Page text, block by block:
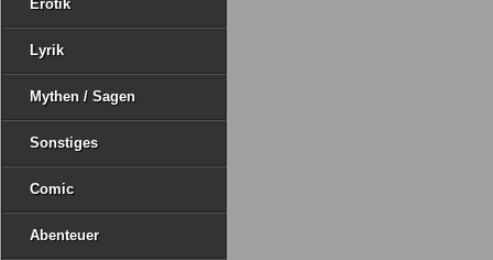
Erotik
Lyrik
Mythen / Sagen
Sonstiges
Comic
Abenteuer